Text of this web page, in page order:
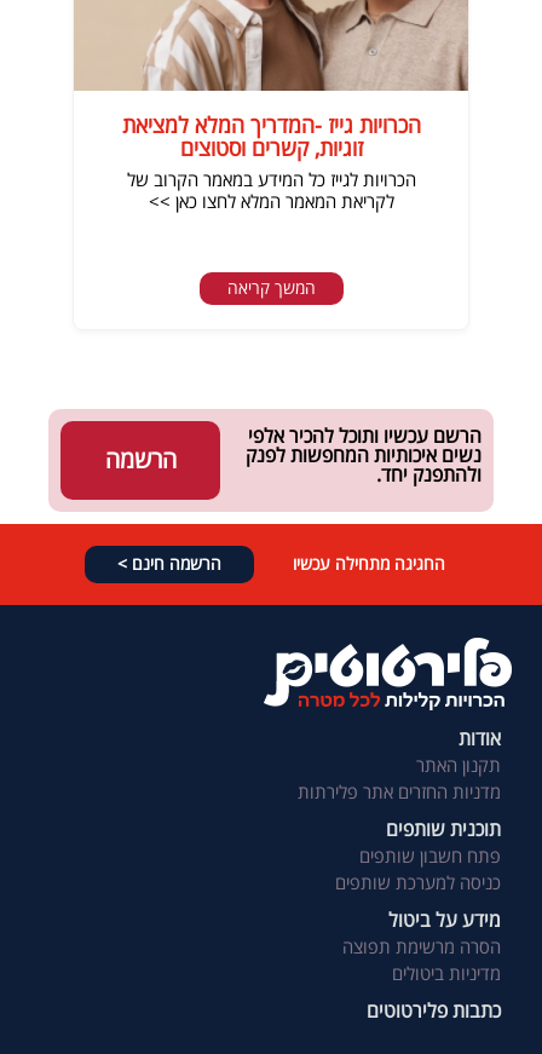
הכרויות גייז -המדריך המלא למציאת
זוגיות, קשרים וסטוצים
הכרויות לגייז כל המידע במאמר הקרוב של
לקריאת המאמר המלא לחצו כאן >>
המשך קריאה
הרשמה
הרשם עכשיו ותוכל להכיר אלפי
נשים איכותיות המחפשות לפנק
ולהתפנק יחד.
החגיגה מתחילה עכשיו הרשמה חינם >
אודות
תקנון האתר
מדניות החזרים אתר פלירתות
תוכנית שותפים
פתח חשבון שותפים
כניסה למערכת שותפים
מידע על ביטול
הסרה מרשימת תפוצה
מדיניות ביטולים
כתבות פלירטוטים